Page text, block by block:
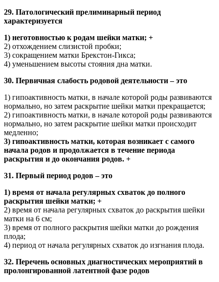
29. Патологический прелиминарный период
характеризуется
1) неготовностью к родам шейки матки; +
2) отхождением слизистой пробки;
3) сокращением матки Брекстон-Гикса;
4) уменьшением высоты стояния дна матки.
30. Первичная слабость родовой деятельности – это
1) гипоактивность матки, в начале которой роды развиваются
нормально, но затем раскрытие шейки матки прекращается;
2) гипоактивность матки, в начале которой роды развиваются
нормально, но затем раскрытие шейки матки происходит
медленно;
3) гипоактивность матки, которая возникает с самого
начала родов и продолжается в течение периода
раскрытия и до окончания родов. +
31. Первый период родов – это
1) время от начала регулярных схваток до полного
раскрытия шейки матки; +
2) время от начала регулярных схваток до раскрытия шейки
матки на 6 см;
3) время от полного раскрытия шейки матки до рождения
плода;
4) период от начала регулярных схваток до изгнания плода.
32. Перечень основных диагностических мероприятий в
пролонгированной латентной фазе родов